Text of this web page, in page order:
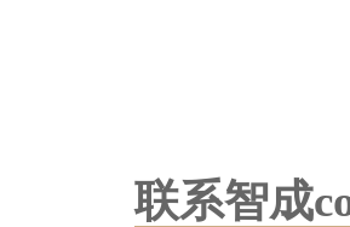
联系智成